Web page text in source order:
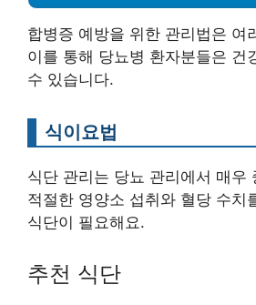
합병증 예방을 위한 관리법은 여
이를 통해 당뇨병 환자분들은 건
수 있습니다.
식이요법
식단 관리는 당뇨 관리에서 매우
적절한 영양소 섭취와 혈당 수치
식단이 필요해요.
추천 식단